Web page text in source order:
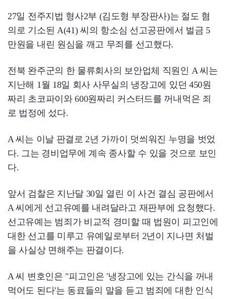
27일 전주지법 형사2부 (김도형 부장판사)는 절도 혐
의로 기소된 A(41) 씨의 항소심 선고공판에서 벌금 5
만원을 내린 원심을 깨고 무죄를 선고했다.
전북 완주군의 한 물류회사의 보안업체 직원인 A 씨는
지난해 1월 18일 회사 사무실의 냉장고에 있던 450원
짜리 초코파이와 600원짜리 커스터드를 꺼내먹은 죄
로 법정에 섰다.
A 씨는 이날 판결로 2년 가까이 덧씌워진 누명을 벗었
다. 그는 경비업무에 계속 종사할 수 있을 것으로 보인
다.
앞서 검찰은 지난달 30일 열린 이 사건 결심 공판에서
A 씨에게 선고유예를 내려달라고 재판부에 요청했다.
선고유예는 범죄가 비교적 경미할 때 법원이 피고인에
대한 선고를 미루고 유예일로부터 2년이 지나면 처벌
을 사실상 면해주는 판결이다.
A 씨 변호인은 "피고인은 '냉장고에 있는 간식을 꺼내
먹어도 된다'는 동료들의 말을 듣고 범죄에 대한 인식